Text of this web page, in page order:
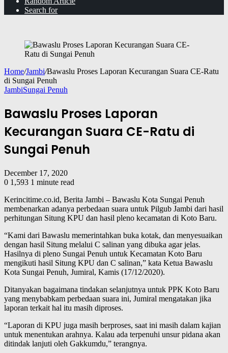
Search for
Home/Jambi/Bawaslu Proses Laporan Kecurangan Suara CE-Ratu
di Sungai Penuh
JambiSungai Penuh
Bawaslu Proses Laporan
Kecurangan Suara CE-Ratu di
Sungai Penuh
December 17, 2020
0 1,593 1 minute read
Kerincitime.co.id, Berita Jambi – Bawaslu Kota Sungai Penuh
membenarkan adanya perbedaan suara untuk Pilgub Jambi dari hasil
perhitungan Situng KPU dan hasil pleno kecamatan di Koto Baru.
“Kami dari Bawaslu memerintahkan buka kotak, dan menyesuaikan
dengan hasil Situng melalui C salinan yang dibuka agar jelas.
Hasilnya di pleno Sungai Penuh untuk Kecamatan Koto Baru
mengikuti hasil Situng KPU dan C salinan,” kata Ketua Bawaslu
Kota Sungai Penuh, Jumiral, Kamis (17/12/2020).
Ditanyakan bagaimana tindakan selanjutnya untuk PPK Koto Baru
yang menybabkam perbedaan suara ini, Jumiral mengatakan jika
laporan terkait hal itu masih diproses.
“Laporan di KPU juga masih berproses, saat ini masih dalam kajian
untuk menentukan arahnya. Kalau ada terpenuhi unsur pidana akan
ditindak lanjuti oleh Gakkumdu,” terangnya.